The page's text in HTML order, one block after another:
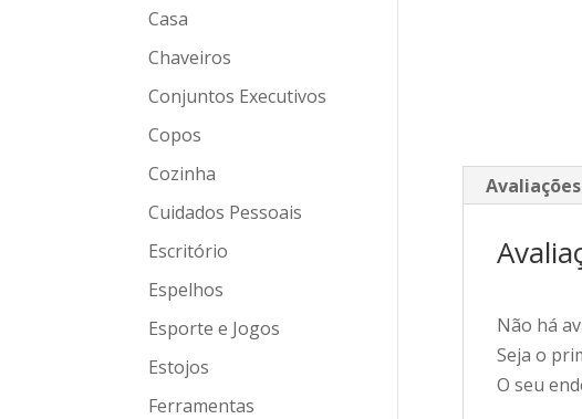
Não há
Seja o
O seu
Casa
Chaveiros
Conjuntos Executivos
Copos
Cozinha
Cuidados Pessoais
Escritório
Espelhos
Esporte e Jogos
Estojos
Ferramentas